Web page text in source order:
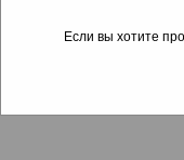
Если вы хотите